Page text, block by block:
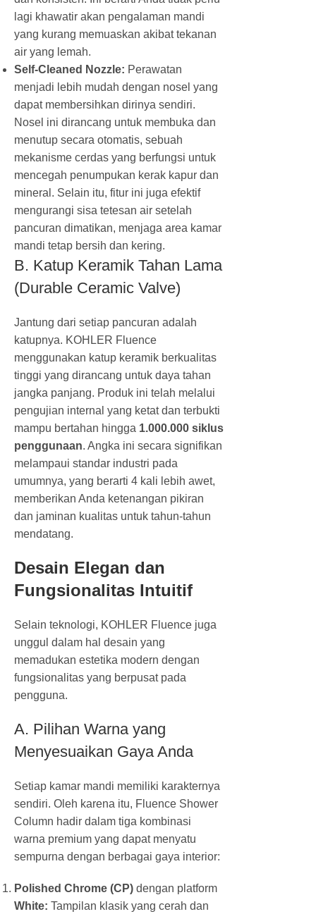
lagi khawatir akan pengalaman mandi
yang kurang memuaskan akibat tekanan
air yang lemah.
Self-Cleaned Nozzle: Perawatan
menjadi lebih mudah dengan nosel yang
dapat membersihkan dirinya sendiri.
Nosel ini dirancang untuk membuka dan
menutup secara otomatis, sebuah
mekanisme cerdas yang berfungsi untuk
mencegah penumpukan kerak kapur dan
mineral. Selain itu, fitur ini juga efektif
mengurangi sisa tetesan air setelah
pancuran dimatikan, menjaga area kamar
mandi tetap bersih dan kering.
B. Katup Keramik Tahan Lama
(Durable Ceramic Valve)
Jantung dari setiap pancuran adalah
katupnya. KOHLER Fluence
menggunakan katup keramik berkualitas
tinggi yang dirancang untuk daya tahan
jangka panjang. Produk ini telah melalui
pengujian internal yang ketat dan terbukti
mampu bertahan hingga 1.000.000 siklus
penggunaan. Angka ini secara signifikan
melampaui standar industri pada
umumnya, yang berarti 4 kali lebih awet,
memberikan Anda ketenangan pikiran
dan jaminan kualitas untuk tahun-tahun
mendatang.
Desain Elegan dan
Fungsionalitas Intuitif
Selain teknologi, KOHLER Fluence juga
unggul dalam hal desain yang
memadukan estetika modern dengan
fungsionalitas yang berpusat pada
pengguna.
A. Pilihan Warna yang
Menyesuaikan Gaya Anda
Setiap kamar mandi memiliki karakternya
sendiri. Oleh karena itu, Fluence Shower
Column hadir dalam tiga kombinasi
warna premium yang dapat menyatu
sempurna dengan berbagai gaya interior:
Polished Chrome (CP) dengan platform
White: Tampilan klasik yang cerah dan